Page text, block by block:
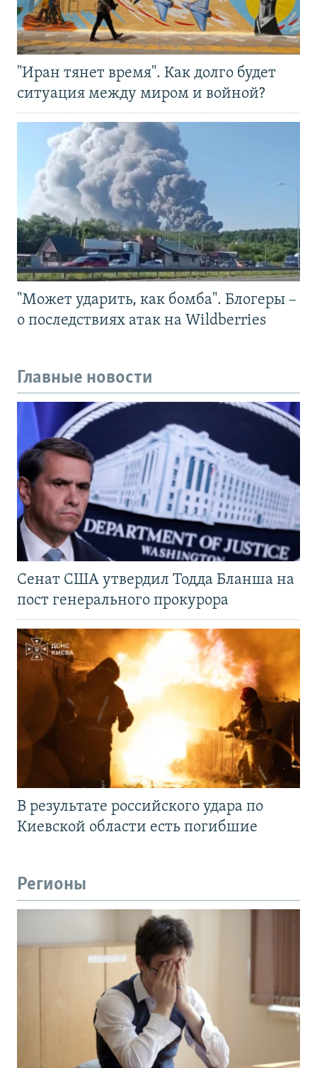
"Иран тянет время". Как долго будет
ситуация между миром и войной?
"Может ударить, как бомба". Блогеры –
о последствиях атак на Wildberries
Главные новости
Сенат США утвердил Тодда Бланша на
пост генерального прокурора
В результате российского удара по
Киевской области есть погибшие
Регионы